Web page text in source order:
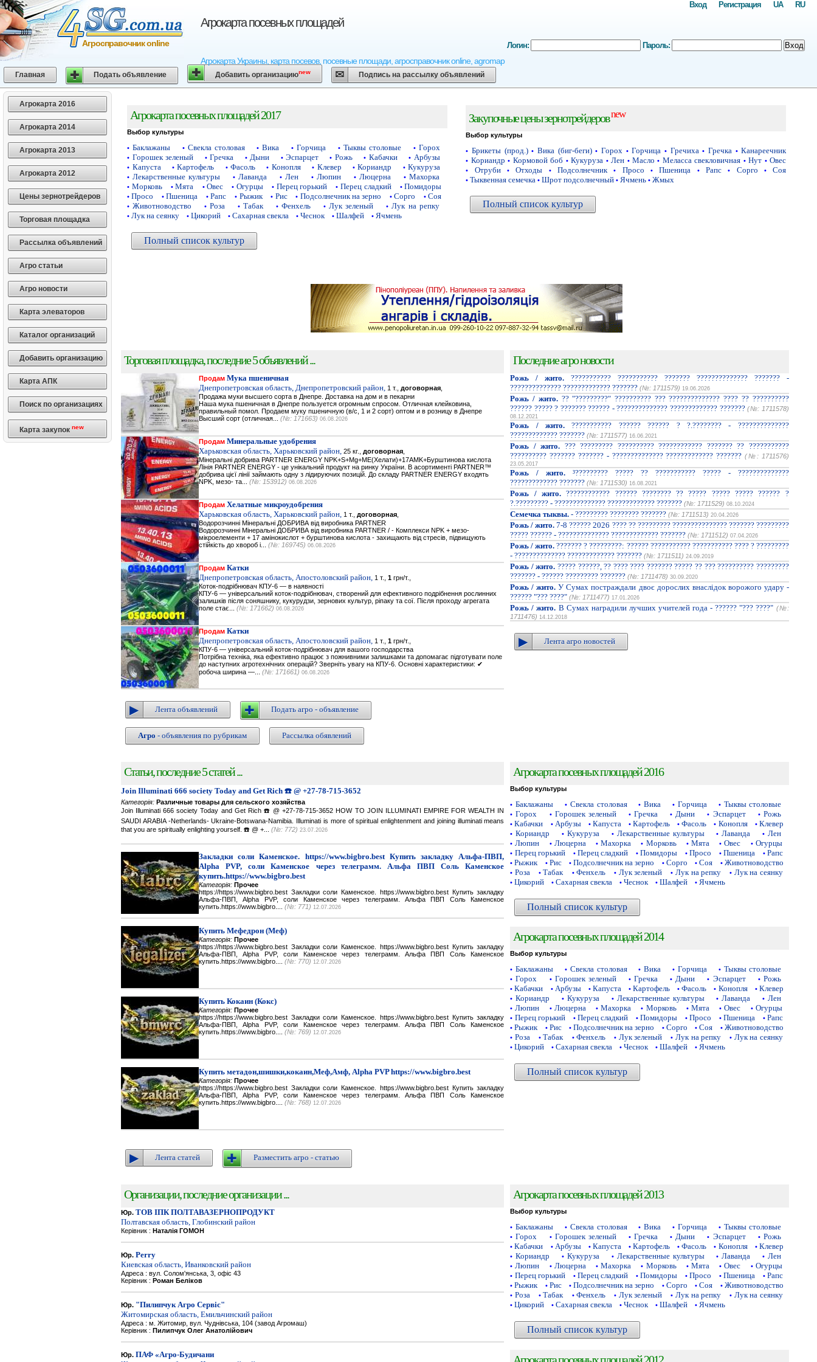
Агрокарта посевных площадей
Агрокарта Украины, карта посевов, посевные площади, агросправочник online, agromap
Агросправочник online
RU
UA
Регистрация
Вход
Логин: Пароль: Вход
Главная Подать объявление Добавить организациюnew Подпись на рассылку объявлений
Агрокарта 2016
Агрокарта 2014
Агрокарта 2013
Агрокарта 2012
Цены зернотрейдеров
Торговая площадка
Рассылка объявлений
Агро статьи
Агро новости
Карта элеваторов
Каталог организаций
Добавить организацию
Карта АПК
Поиск по организациях
Карта закупок new
Агрокарта посевных площадей 2017
Выбор культуры
• Баклажаны • Свекла столовая • Вика • Горчица • Тыквы столовые • Горох
• Горошек зеленый • Гречка • Дыни • Эспарцет • Рожь • Кабачки • Арбузы
• Капуста • Картофель • Фасоль • Конопля • Клевер • Кориандр • Кукуруза
• Лекарственные культуры • Лаванда • Лен • Люпин • Люцерна • Махорка
• Морковь • Мята • Овес • Огурцы • Перец горький • Перец сладкий • Помидоры
• Просо • Пшеница • Рапс • Рыжик • Рис • Подсолнечник на зерно • Сорго • Соя
• Животноводство • Роза • Табак • Фенхель • Лук зеленый • Лук на репку
• Лук на сеянку • Цикорий • Сахарная свекла • Чеснок • Шалфей • Ячмень
Полный список культур
Закупочные цены зернотрейдеровnew
Выбор культуры
• Брикеты (прод.) • Вика (биг-беги) • Горох • Горчица • Гречиха • Гречка • Канареечник
• Кориандр • Кормовой боб • Кукуруза • Лен • Масло • Меласса свекловичная • Нут • Овес
• Отруби • Отходы • Подсолнечник • Просо • Пшеница • Рапс • Сорго • Соя
• Тыквенная семечка • Шрот подсолнечный • Ячмень • Жмых
Полный список культур
Торговая площадка, последние 5 объявлений ...
Продам Мука пшеничная
Днепропетровская область, Днепропетровский район, 1 т., договорная
Продажа муки высшего сорта в Днепре. Доставка на дом и в пекарни
Наша мука пшеничная в Днепре пользуется огромным спросом. Отличная клейковина,
правильный помол. Продаем муку пшеничную (в/с, 1 и 2 сорт) оптом и в розницу в Днепре
Высший сорт (отличная... (№: 171663) 06.08.2026
Продам Минеральные удобрения
Харьковская область, Харьковский район, 25 кг., договорная
Мінеральні добрива PARTNER ENERGY NPK+S+Mg+ME(Хелати)+17AMK+Бурштинова кислота
Лінія PARTNER ENERGY - це унікальний продукт на ринку України. В асортименті PARTNER™
добрива цієї лінії займають одну з лідируючих позицій. До складу PARTNER ENERGY входять
NPK, мезо- та... (№: 153912) 06.08.2026
Продам Хелатные микроудобрения
Харьковская область, Харьковский район, 1 т., договорная
Водорозчинні Мiнеральнi ДОБРИВА від виробника PARTNER
Водорозчинні Мiнеральнi ДОБРИВА від виробника PARTNER / - Комплекси NPK + мезо-
мікроелементи + 17 амінокислот + бурштинова кислота - захищають від стресів, підвищують
стійкість до хвороб і... (№: 169745) 06.08.2026
Продам Катки
Днепропетровская область, Апостоловский район, 1 т., 1 грн/т.,
Коток-подрібнювач КПУ-6 — в наявності
КПУ-6 — універсальний коток-подрібнювач, створений для ефективного подрібнення рослинних
залишків після соняшнику, кукурудзи, зернових культур, ріпаку та сої. Після проходу агрегата
поле стає... (№: 171662) 06.08.2026
Продам Катки
Днепропетровская область, Апостоловский район, 1 т., 1 грн/т.,
КПУ-6 — універсальний коток-подрібнювач для вашого господарства
Потрібна техніка, яка ефективно працює з пожнивними залишками та допомагає підготувати поле
до наступних агротехнічних операцій? Зверніть увагу на КПУ-6. Основні характеристики: ✔
робоча ширина —... (№: 171661) 06.08.2026
Лента объявлений Подать агро - объявление
Агро - объявления по рубрикам Рассылка обявлений
Последние агро новости
Рожь / жито. ??????????? ??????????? ??????? ?????????????? ??????? -
?????????????? ????????????? ??????? (№: 1711579) 19.06.2026
Рожь / жито.?? "?????????" ?????????? ??? ?????????????? ???? ?? ??????????
?????? ????? ? ??????? ?????? - ?????????????? ????????????? ??????? (№: 1711578)
08.12.2021
Рожь / жито. ??????????? ?????? ?????? ? ?.???????? - ??????????????
????????????? ??????? (№: 1711577) 16.06.2021
Рожь / жито. ??? ????????? ?????????? ???????????? ??????? ?? ???????????
?????????? ??????? ??????? - ?????????????? ????????????? ??????? (№: 1711576)
23.05.2017
Рожь / жито. ³????????? ????? ?? ??????????? ????? - ??????????????
????????????? ??????? (№: 1711530) 16.08.2021
Рожь / жито.???????????? ?????? ???????? ?? ????? ????? ????? ?????? ?
?.????????? - ?????????????? ????????????? ??????? (№: 1711529) 08.10.2024
Семечка тыквы. - ????????? ???????? ??????? (№: 1711513) 20.04.2026
Рожь / жито. 7-8 ?????? 2026 ???? ?? ????????? ??????????????? ??????? ?????????
????? ?????? - ?????????????? ????????????? ??????? (№: 1711512) 07.04.2026
Рожь / жито. ??????? ? ?????????: ?????? ??????????? ??????????? ???? ? ?????????
- ?????????????? ????????????? ??????? (№: 1711511) 24.09.2019
Рожь / жито. ????? ??????, ?? ???? ???? ??????? ????? ?? ??? ?????????? ?????????
??????? - ?????? ????????? ??????? (№: 1711478) 30.09.2020
Рожь / жито. У Сумах постраждали двоє дорослих внаслідок ворожого удару -
?????? "??? ????" (№: 1711477) 17.01.2026
Рожь / жито. В Сумах наградили лучших учителей года - ?????? "??? ????" (№:
1711476) 14.12.2018
Лента агро новостей
Статьи, последние 5 статей ...
Join Illuminati 666 society Today and Get Rich ☎️ @ +27-78-715-3652
Категорія: Различные товары для сельского хозяйства
Join Illuminati 666 society Today and Get Rich ☎️ @ +27-78-715-3652 HOW TO JOIN ILLUMINATI EMPIRE FOR WEALTH IN
SAUDI ARABIA -Netherlands- Ukraine-Botswana-Namibia. Illuminati is more of spiritual enlightenment and joining illuminati means
that you are spiritually enlighting yourself. ☎️ @ +... (№: 772) 23.07.2026
Закладки соли Каменское. https://www.bigbro.best Купить закладку Альфа-ПВП,
Alpha PVP, соли Каменское через телеграмм. Альфа ПВП Соль Каменское
купить.https://www.bigbro.best
Категорія: Прочее
https://https://www.bigbro.best Закладки соли Каменское. https://www.bigbro.best Купить закладку
Альфа-ПВП, Alpha PVP, соли Каменское через телеграмм. Альфа ПВП Соль Каменское
купить.https://www.bigbro.... (№: 771) 12.07.2026
Купить Мефедрон (Меф)
Категорія: Прочее
https://https://www.bigbro.best Закладки соли Каменское. https://www.bigbro.best Купить закладку
Альфа-ПВП, Alpha PVP, соли Каменское через телеграмм. Альфа ПВП Соль Каменское
купить.https://www.bigbro.... (№: 770) 12.07.2026
Купить Кокаин (Кокс)
Категорія: Прочее
https://https://www.bigbro.best Закладки соли Каменское. https://www.bigbro.best Купить закладку
Альфа-ПВП, Alpha PVP, соли Каменское через телеграмм. Альфа ПВП Соль Каменское
купить.https://www.bigbro.... (№: 769) 12.07.2026
Купить метадон,шишки,кокаин,Меф,Амф, Alpha PVP https://www.bigbro.best
Категорія: Прочее
https://https://www.bigbro.best Закладки соли Каменское. https://www.bigbro.best Купить закладку
Альфа-ПВП, Alpha PVP, соли Каменское через телеграмм. Альфа ПВП Соль Каменское
купить.https://www.bigbro.... (№: 768) 12.07.2026
Лента статей Разместить агро - статью
Агрокарта посевных площадей 2016
Выбор культуры
• Баклажаны • Свекла столовая • Вика • Горчица • Тыквы столовые
• Горох • Горошек зеленый • Гречка • Дыни • Эспарцет • Рожь
• Кабачки • Арбузы • Капуста • Картофель • Фасоль • Конопля • Клевер
• Кориандр • Кукуруза • Лекарственные культуры • Лаванда • Лен
• Люпин • Люцерна • Махорка • Морковь • Мята • Овес • Огурцы
• Перец горький • Перец сладкий • Помидоры • Просо • Пшеница • Рапс
• Рыжик • Рис • Подсолнечник на зерно • Сорго • Соя • Животноводство
• Роза • Табак • Фенхель • Лук зеленый • Лук на репку • Лук на сеянку
• Цикорий • Сахарная свекла • Чеснок • Шалфей • Ячмень
Полный список культур
Агрокарта посевных площадей 2014
Выбор культуры
• Баклажаны • Свекла столовая • Вика • Горчица • Тыквы столовые
• Горох • Горошек зеленый • Гречка • Дыни • Эспарцет • Рожь
• Кабачки • Арбузы • Капуста • Картофель • Фасоль • Конопля • Клевер
• Кориандр • Кукуруза • Лекарственные культуры • Лаванда • Лен
• Люпин • Люцерна • Махорка • Морковь • Мята • Овес • Огурцы
• Перец горький • Перец сладкий • Помидоры • Просо • Пшеница • Рапс
• Рыжик • Рис • Подсолнечник на зерно • Сорго • Соя • Животноводство
• Роза • Табак • Фенхель • Лук зеленый • Лук на репку • Лук на сеянку
• Цикорий • Сахарная свекла • Чеснок • Шалфей • Ячмень
Полный список культур
Организации, последние организации ...
Юр. ТОВ ІПК ПОЛТАВАЗЕРНОПРОДУКТ
Полтавская область, Глобинский район
Керівник : Наталія ГОМОН
Юр. Perry
Киевская область, Иванковский район
Адреса : вул. Солом'янська, 3, офіс 43
Керівник : Роман Беліков
Юр. "Пилипчук Агро Сервіс"
Житомирская область, Емильчинский район
Адреса : м. Житомир, вул. Чуднівська, 104 (завод Агромаш)
Керівник : Пилипчук Олег Анатолійович
Юр. ПАФ «Агро-Будичани
Агрокарта посевных площадей 2013
Выбор культуры
• Баклажаны • Свекла столовая • Вика • Горчица • Тыквы столовые
• Горох • Горошек зеленый • Гречка • Дыни • Эспарцет • Рожь
• Кабачки • Арбузы • Капуста • Картофель • Фасоль • Конопля • Клевер
• Кориандр • Кукуруза • Лекарственные культуры • Лаванда • Лен
• Люпин • Люцерна • Махорка • Морковь • Мята • Овес • Огурцы
• Перец горький • Перец сладкий • Помидоры • Просо • Пшеница • Рапс
• Рыжик • Рис • Подсолнечник на зерно • Сорго • Соя • Животноводство
• Роза • Табак • Фенхель • Лук зеленый • Лук на репку • Лук на сеянку
• Цикорий • Сахарная свекла • Чеснок • Шалфей • Ячмень
Полный список культур
Агрокарта посевных площадей 2012